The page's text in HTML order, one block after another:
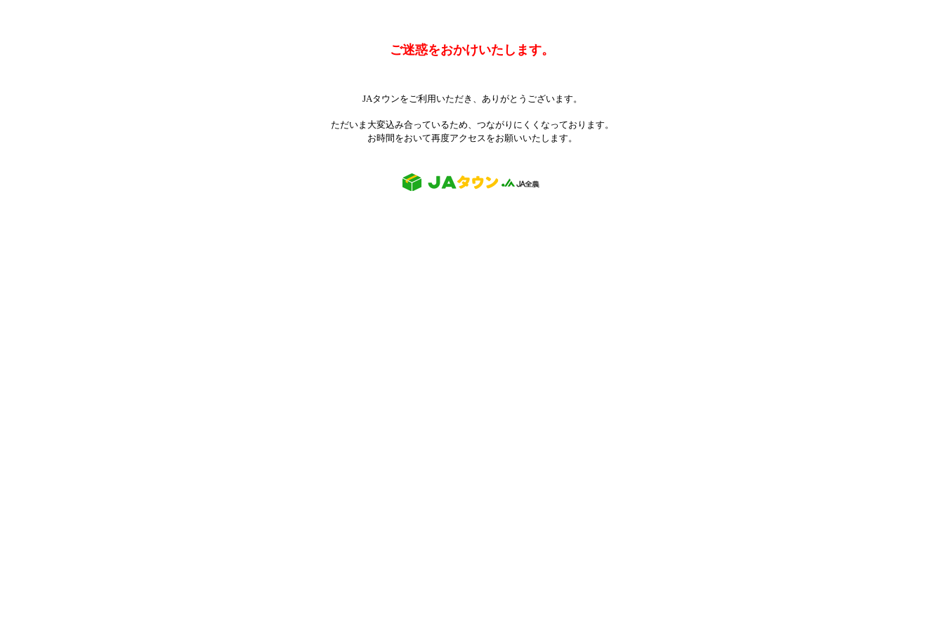
ご迷惑をおかけいたします。
JAタウンをご利用いただき、ありがとうございます。
ただいま大変込み合っているため、つながりにくくなっております。
お時間をおいて再度アクセスをお願いいたします。